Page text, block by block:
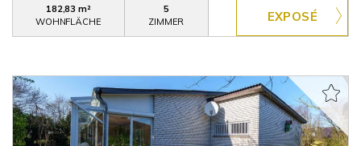
182,83 m²
WOHNFLÄCHE
5
ZIMMER